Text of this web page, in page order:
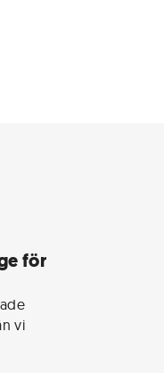
för
vi